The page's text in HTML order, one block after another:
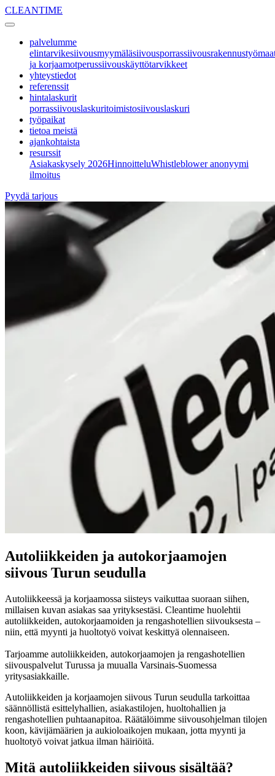
CLEANTIME
palvelumme
elintarvikesiivousmyymäläsiivousporrassiivous
ja korjaamotperussiivouskäyttötarvikkeet
yhteystiedot
referenssit
hintalaskurit
porrassiivouslaskuritoimistosiivouslaskuri
työpaikat
tietoa meistä
ajankohtaista
resurssit
Asiakaskysely 2026HinnoitteluWhistleblower anonyymi
ilmoitus
Pyydä tarjous
Autoliikkeiden ja autokorjaamojen
siivous Turun seudulla
Autoliikkeessä ja korjaamossa siisteys vaikuttaa suoraan siihen,
millaisen kuvan asiakas saa yrityksestäsi. Cleantime huolehtii
autoliikkeiden, autokorjaamoiden ja rengashotellien siivouksesta –
niin, että myynti ja huoltotyö voivat keskittyä olennaiseen.
Tarjoamme autoliikkeiden, autokorjaamojen ja rengashotellien
siivouspalvelut Turussa ja muualla Varsinais-Suomessa
yritysasiakkaille.
Autoliikkeiden ja korjaamojen siivous Turun seudulla tarkoittaa
säännöllistä esittelyhallien, asiakastilojen, huoltohallien ja
rengashotellien puhtaanapitoa. Räätälöimme siivousohjelman tilojen
koon, kävijämäärien ja aukioloaikojen mukaan, jotta myynti ja
huoltotyö voivat jatkua ilman häiriöitä.
Mitä autoliikkeiden siivous sisältää?